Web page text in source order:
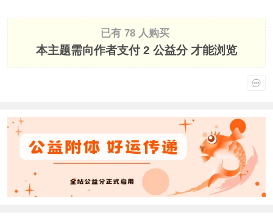
已有 78 人购买
本主题需向作者支付2 公益分才能浏览